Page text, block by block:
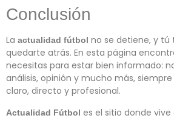
Conclusión
La actualidad fútbol no se detiene, y
quedarte atrás. En esta página
necesitas para estar bien informado:
análisis, opinión y mucho más,
claro, directo y profesional.
Actualidad Fútbol es el sitio donde